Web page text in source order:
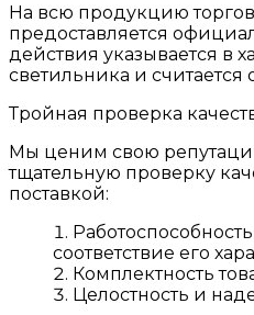
На всю продукцию
предоставляется
действия указывается в
светильника и считается
Тройная проверка
Мы ценим свою
тщательную проверку
поставкой:
соответствие его
Комплектность
Целостность и